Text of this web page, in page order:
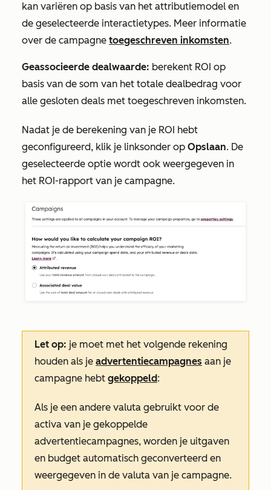
kan variëren op basis van het attributiemodel en
de geselecteerde interactietypes. Meer informatie
over de campagne toegeschreven inkomsten.
Geassocieerde dealwaarde: berekent ROI op
basis van de som van het totale dealbedrag voor
alle gesloten deals met toegeschreven inkomsten.
Nadat je de berekening van je ROI hebt
geconfigureerd, klik je linksonder op Opslaan. De
geselecteerde optie wordt ook weergegeven in
het ROI-rapport van je campagne.
Let op: je moet met het volgende rekening
houden als je advertentiecampagnes aan je
campagne hebt gekoppeld:
Als je een andere valuta gebruikt voor de
activa van je gekoppelde
advertentiecampagnes, worden je uitgaven
en budget automatisch geconverteerd en
weergegeven in de valuta van je campagne.